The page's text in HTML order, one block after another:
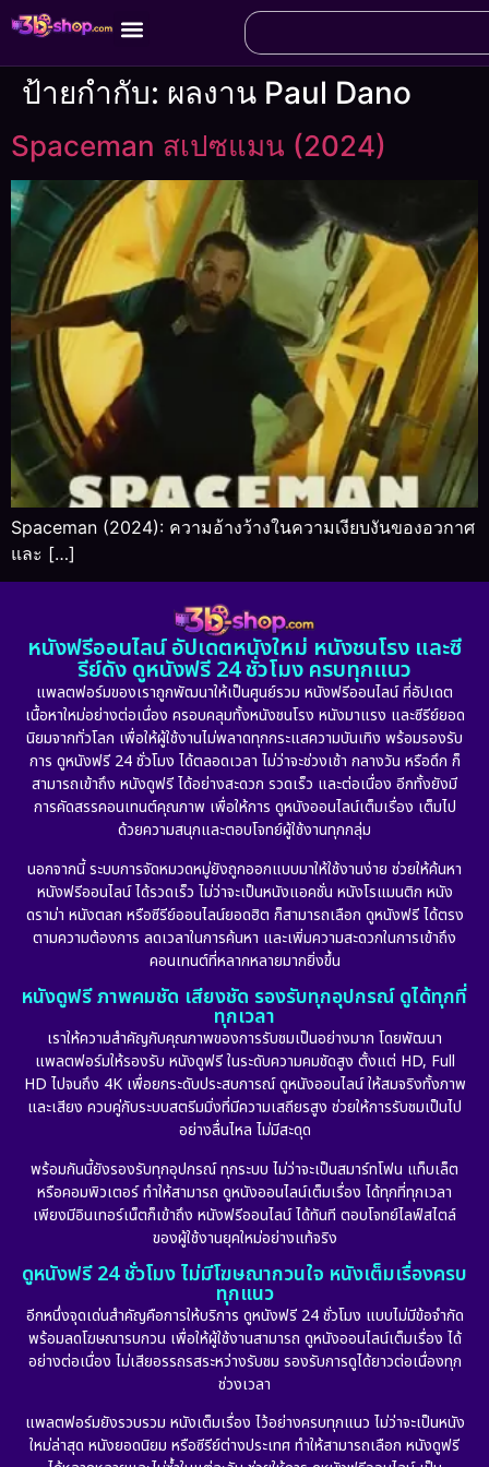
ป้ายกำกับ: ผลงาน Paul Dano
Spaceman สเปซแมน (2024)
Spaceman (2024): ความอ้างว้างในความเงียบงันของอวกาศ
และ […]
หนังฟรีออนไลน์ อัปเดตหนังใหม่ หนังชนโรง และซี
รีย์ดัง ดูหนังฟรี 24 ชั่วโมง ครบทุกแนว
แพลตฟอร์มของเราถูกพัฒนาให้เป็นศูนย์รวม หนังฟรีออนไลน์ ที่อัปเดต
เนื้อหาใหม่อย่างต่อเนื่อง ครอบคลุมทั้งหนังชนโรง หนังมาแรง และซีรีย์ยอด
นิยมจากทั่วโลก เพื่อให้ผู้ใช้งานไม่พลาดทุกกระแสความบันเทิง พร้อมรองรับ
การ ดูหนังฟรี 24 ชั่วโมง ได้ตลอดเวลา ไม่ว่าจะช่วงเช้า กลางวัน หรือดึก ก็
สามารถเข้าถึง หนังดูฟรี ได้อย่างสะดวก รวดเร็ว และต่อเนื่อง อีกทั้งยังมี
การคัดสรรคอนเทนต์คุณภาพ เพื่อให้การ ดูหนังออนไลน์เต็มเรื่อง เต็มไป
ด้วยความสนุกและตอบโจทย์ผู้ใช้งานทุกกลุ่ม
นอกจากนี้ ระบบการจัดหมวดหมู่ยังถูกออกแบบมาให้ใช้งานง่าย ช่วยให้ค้นหา
หนังฟรีออนไลน์ ได้รวดเร็ว ไม่ว่าจะเป็นหนังแอคชั่น หนังโรแมนติก หนัง
ดราม่า หนังตลก หรือซีรีย์ออนไลน์ยอดฮิต ก็สามารถเลือก ดูหนังฟรี ได้ตรง
ตามความต้องการ ลดเวลาในการค้นหา และเพิ่มความสะดวกในการเข้าถึง
คอนเทนต์ที่หลากหลายมากยิ่งขึ้น
หนังดูฟรี ภาพคมชัด เสียงชัด รองรับทุกอุปกรณ์ ดูได้ทุกที่
ทุกเวลา
เราให้ความสำคัญกับคุณภาพของการรับชมเป็นอย่างมาก โดยพัฒนา
แพลตฟอร์มให้รองรับ หนังดูฟรี ในระดับความคมชัดสูง ตั้งแต่ HD, Full
HD ไปจนถึง 4K เพื่อยกระดับประสบการณ์ ดูหนังออนไลน์ ให้สมจริงทั้งภาพ
และเสียง ควบคู่กับระบบสตรีมมิ่งที่มีความเสถียรสูง ช่วยให้การรับชมเป็นไป
อย่างลื่นไหล ไม่มีสะดุด
พร้อมกันนี้ยังรองรับทุกอุปกรณ์ ทุกระบบ ไม่ว่าจะเป็นสมาร์ทโฟน แท็บเล็ต
หรือคอมพิวเตอร์ ทำให้สามารถ ดูหนังออนไลน์เต็มเรื่อง ได้ทุกที่ทุกเวลา
เพียงมีอินเทอร์เน็ตก็เข้าถึง หนังฟรีออนไลน์ ได้ทันที ตอบโจทย์ไลฟ์สไตล์
ของผู้ใช้งานยุคใหม่อย่างแท้จริง
ดูหนังฟรี 24 ชั่วโมง ไม่มีโฆษณากวนใจ หนังเต็มเรื่องครบ
ทุกแนว
อีกหนึ่งจุดเด่นสำคัญคือการให้บริการ ดูหนังฟรี 24 ชั่วโมง แบบไม่มีข้อจำกัด
พร้อมลดโฆษณารบกวน เพื่อให้ผู้ใช้งานสามารถ ดูหนังออนไลน์เต็มเรื่อง ได้
อย่างต่อเนื่อง ไม่เสียอรรถรสระหว่างรับชม รองรับการดูได้ยาวต่อเนื่องทุก
ช่วงเวลา
แพลตฟอร์มยังรวบรวม หนังเต็มเรื่อง ไว้อย่างครบทุกแนว ไม่ว่าจะเป็นหนัง
ใหม่ล่าสุด หนังยอดนิยม หรือซีรีย์ต่างประเทศ ทำให้สามารถเลือก หนังดูฟรี